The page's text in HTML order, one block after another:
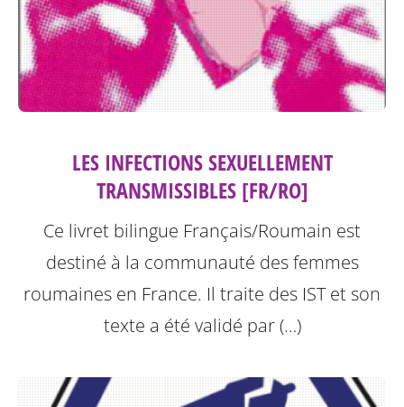
LES INFECTIONS SEXUELLEMENT
TRANSMISSIBLES [FR/RO]
Ce livret bilingue Français/Roumain est
destiné à la communauté des femmes
roumaines en France. Il traite des IST et son
texte a été validé par (…)